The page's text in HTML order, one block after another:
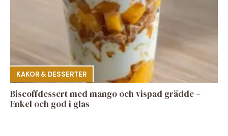
KAKOR & DESSERTER
Biscoffdessert med mango och vispad grädde –
Enkel och god i glas